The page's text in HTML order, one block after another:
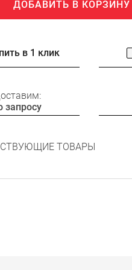
ДОБАВИТЬ В КОРЗИНУ
в 1 клик
запросу
ТОВАРЫ